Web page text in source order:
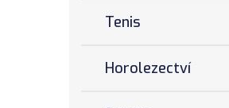
Tenis
Horolezectví